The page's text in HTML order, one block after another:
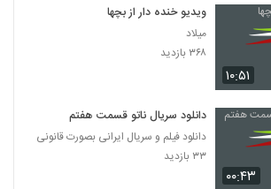
۱۰:۵۱
ویدیو خنده دار از بچها
میلاد
۳۶۸ بازدید
۰۰:۴۳
دانلود سریال ناتو قسمت هفتم
دانلود فیلم و سریال ایرانی بصورت قانونی
۳۳ بازدید